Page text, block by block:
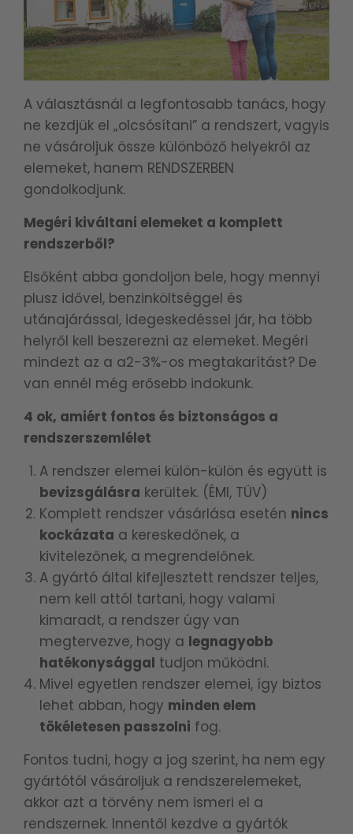
A választásnál a legfontosabb tanács, hogy
ne kezdjük el „olcsósítani” a rendszert, vagyis
ne vásároljuk össze különböző helyekről az
elemeket, hanem RENDSZERBEN
gondolkodjunk.
Megéri kiváltani elemeket a komplett
rendszerből?
Elsőként abba gondoljon bele, hogy mennyi
plusz idővel, benzinköltséggel és
utánajárással, idegeskedéssel jár, ha több
helyről kell beszerezni az elemeket. Megéri
mindezt az a a2-3%-os megtakarítást? De
van ennél még erősebb indokunk.
4 ok, amiért fontos és biztonságos a
rendszerszemlélet
A rendszer elemei külön-külön és együtt is
bevizsgálásra kerültek. (ÉMI, TÜV)
Komplett rendszer vásárlása esetén nincs
kockázata a kereskedőnek, a
kivitelezőnek, a megrendelőnek.
A gyártó által kifejlesztett rendszer teljes,
nem kell attól tartani, hogy valami
kimaradt, a rendszer úgy van
megtervezve, hogy a legnagyobb
hatékonysággal tudjon működni.
Mivel egyetlen rendszer elemei, így biztos
lehet abban, hogy minden elem
tökéletesen passzolni fog.
Fontos tudni, hogy a jog szerint, ha nem egy
gyártótól vásároljuk a rendszerelemeket,
akkor azt a törvény nem ismeri el a
rendszernek. Innentől kezdve a gyártók